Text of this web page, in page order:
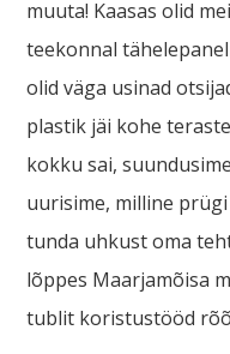
muuta! Kaasas olid
teekonnal
olid väga usinad
plastik jäi kohe
kokku sai,
uurisime, milline
tunda uhkust oma
lõppes Maarjamõisa
tublit koristustööd